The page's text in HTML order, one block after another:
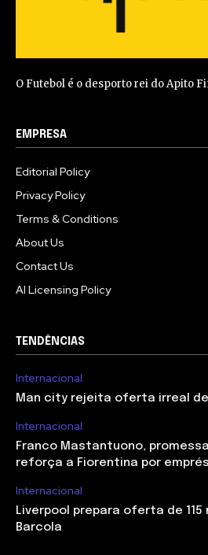
O Futebol é o desporto rei do Apito
EMPRESA
Editorial Policy
Privacy Policy
Terms & Conditions
About Us
Contact Us
AI Licensing Policy
TENDÊNCIAS
Internacional
Man city rejeita oferta irreal de
Internacional
Franco Mastantuono,
reforça a Fiorentina por
Internacional
Liverpool prepara oferta de 115
Barcola